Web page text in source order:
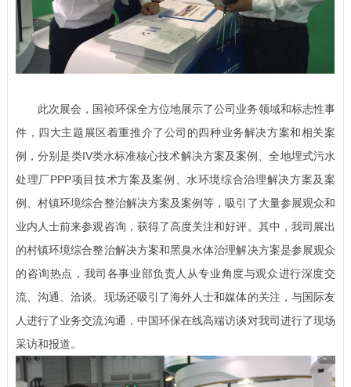
此次展会，国祯环保全方位地展示了公司业务领域和标志性事
件，四大主题展区着重推介了公司的四种业务解决方案和相关案
例，分别是类IV类水标准核心技术解决方案及案例、全地埋式污水
处理厂PPP项目技术方案及案例、水环境综合治理解决方案及案
例、村镇环境综合整治解决方案及案例等，吸引了大量参展观众和
业内人士前来参观咨询，获得了高度关注和好评。其中，我司展出
的村镇环境综合整治解决方案和黑臭水体治理解决方案是参展观众
的咨询热点，我司各事业部负责人从专业角度与观众进行深度交
流、沟通、洽谈。现场还吸引了海外人士和媒体的关注，与国际友
人进行了业务交流沟通，中国环保在线高端访谈对我司进行了现场
采访和报道。